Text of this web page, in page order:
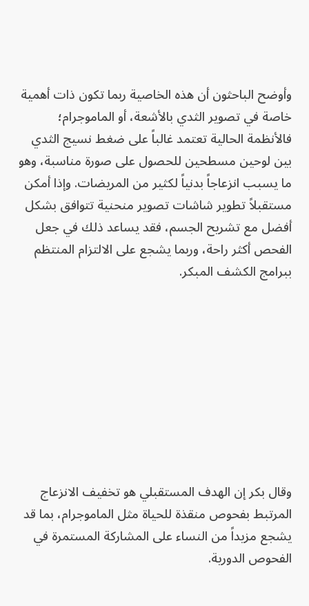
وأوضح الباحثون أن هذه الخاصية ربما تكون ذات أهمية
خاصة في تصوير الثدي بالأشعة، أو الماموجرام؛
فالأنظمة الحالية تعتمد غالباً على ضغط نسيج الثدي
بين لوحين مسطحين للحصول على صورة مناسبة، وهو
ما يسبب انزعاجاً بدنياً لكثير من المريضات. وإذا أمكن
مستقبلاً تطوير شاشات تصوير منحنية تتوافق بشكل
أفضل مع تشريح الجسم، فقد يساعد ذلك في جعل
الفحص أكثر راحة، وربما يشجع على الالتزام المنتظم
ببرامج الكشف المبكر.
وقال بكر إن الهدف المستقبلي هو تخفيف الانزعاج
المرتبط بفحوص منقذة للحياة مثل الماموجرام، بما قد
يشجع مزيداً من النساء على المشاركة المستمرة في
الفحوص الدورية.